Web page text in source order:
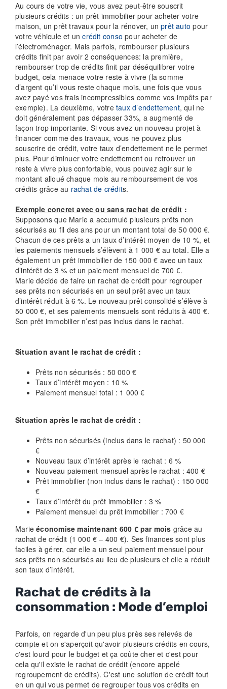
Au cours de votre vie, vous avez peut-être souscrit
plusieurs crédits : un prêt immobilier pour acheter votre
maison, un prêt travaux pour la rénover, unprêt auto pour
votre véhicule et uncrédit conso pour acheter de
l’électroménager. Mais parfois, rembourser plusieurs
crédits finit par avoir 2 conséquences: la première,
rembourser trop de crédits finit par déséquilibrer votre
budget, cela menace votre reste à vivre (la somme
d’argent qu’il vous reste chaque mois, une fois que vous
avez payé vos frais incompressibles comme vos impôts par
exemple). La deuxième, votretaux d’endettement, qui ne
doit généralement pas dépasser 33%, a augmenté de
façon trop importante. Si vous avez un nouveau projet à
financer comme des travaux, vous ne pouvez plus
souscrire de crédit, votre taux d’endettement ne le permet
plus. Pour diminuer votre endettement ou retrouver un
reste à vivre plus confortable, vous pouvez agir sur le
montant alloué chaque mois au remboursement de vos
crédits grâce au rachat de crédits.
Exemple concret avec ou sans rachat de crédit :
Supposons que Marie a accumulé plusieurs prêts non
sécurisés au fil des ans pour un montant total de 50 000 €.
Chacun de ces prêts a un taux d’intérêt moyen de 10 %, et
les paiements mensuels s’élèvent à 1 000 € au total. Elle a
également un prêt immobilier de 150 000 € avec un taux
d’intérêt de 3 % et un paiement mensuel de 700 €.
Marie décide de faire un rachat de crédit pour regrouper
ses prêts non sécurisés en un seul prêt avec un taux
d’intérêt réduit à 6 %. Le nouveau prêt consolidé s’élève à
50 000 €, et ses paiements mensuels sont réduits à 400 €.
Son prêt immobilier n’est pas inclus dans le rachat.
Situation avant le rachat de crédit :
Prêts non sécurisés : 50 000 €
Taux d’intérêt moyen : 10 %
Paiement mensuel total : 1 000 €
Situation après le rachat de crédit :
Prêts non sécurisés (inclus dans le rachat) : 50 000
€
Nouveau taux d’intérêt après le rachat : 6 %
Nouveau paiement mensuel après le rachat : 400 €
Prêt immobilier (non inclus dans le rachat) : 150 000
€
Taux d’intérêt du prêt immobilier : 3 %
Paiement mensuel du prêt immobilier : 700 €
Marieéconomise maintenant 600 € par mois grâce au
rachat de crédit (1 000 € – 400 €). Ses finances sont plus
faciles à gérer, car elle a un seul paiement mensuel pour
ses prêts non sécurisés au lieu de plusieurs et elle a réduit
son taux d’intérêt.
Rachat de crédits à la
consommation : Mode d’emploi
Parfois, on regarde d'un peu plus près ses relevés de
compte et on s'aperçoit qu'avoir plusieurs crédits en cours,
c'est lourd pour le budget et ça coûte cher et c'est pour
cela qu'il existe le rachat de crédit (encore appelé
regroupement de crédits). C'est une solution de crédit tout
en un qui vous permet de regrouper tous vos crédits en